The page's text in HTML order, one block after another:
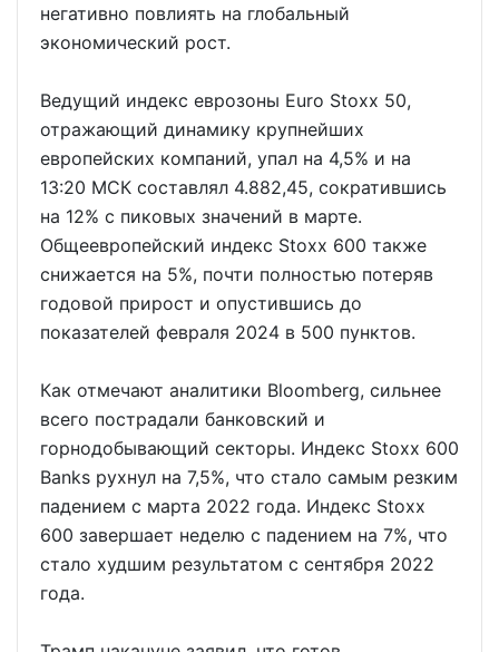
негативно повлиять на глобальный
экономический рост.
Ведущий индекс еврозоны Euro Stoxx 50,
отражающий динамику крупнейших
европейских компаний, упал на 4,5% и на
13:20 МСК составлял 4.882,45, сократившись
на 12% с пиковых значений в марте.
Общеевропейский индекс Stoxx 600 также
снижается на 5%, почти полностью потеряв
годовой прирост и опустившись до
показателей февраля 2024 в 500 пунктов.
Как отмечают аналитики Bloomberg, сильнее
всего пострадали банковский и
горнодобывающий секторы. Индекс Stoxx 600
Banks рухнул на 7,5%, что стало самым резким
падением с марта 2022 года. Индекс Stoxx
600 завершает неделю с падением на 7%, что
стало худшим результатом с сентября 2022
года.